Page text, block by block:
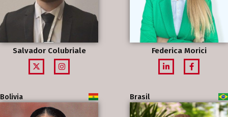
Salvador Colubriale Federica Morici
Bolivia Brasil